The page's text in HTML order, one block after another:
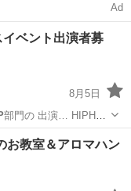
Ad
ベント出演者募
8月5日
部門の 出演… HIPHOP
ー ステージ
お教室＆アロマハン